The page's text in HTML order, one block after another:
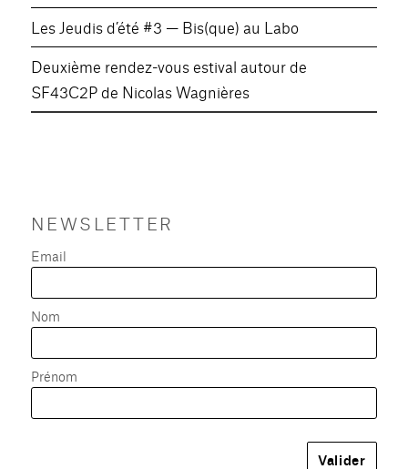
Les Jeudis d’été #3 — Bis(que) au Labo
Deuxième rendez-vous estival autour de
SF43C2P de Nicolas Wagnières
NEWSLETTER
Email
Nom
Prénom